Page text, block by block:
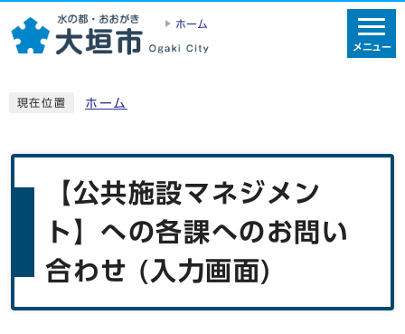
ホーム
メニュー
現在位置 ホーム
【公共施設マネジメン
ト】への各課へのお問い
合わせ (入力画面)